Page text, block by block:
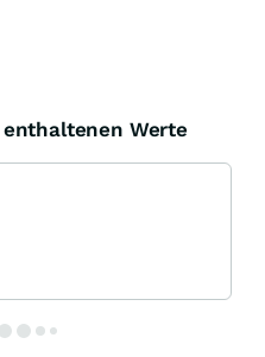
Werte